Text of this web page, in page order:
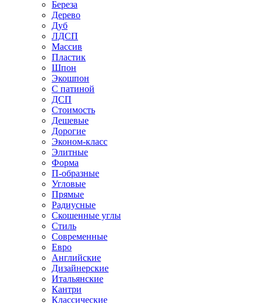
Береза
Дерево
Дуб
ЛДСП
Массив
Пластик
Шпон
Экошпон
С патиной
ДСП
Стоимость
Дешевые
Дорогие
Эконом-класс
Элитные
Форма
П-образные
Угловые
Прямые
Радиусные
Скошенные углы
Стиль
Современные
Евро
Английские
Дизайнерские
Итальянские
Кантри
Классические